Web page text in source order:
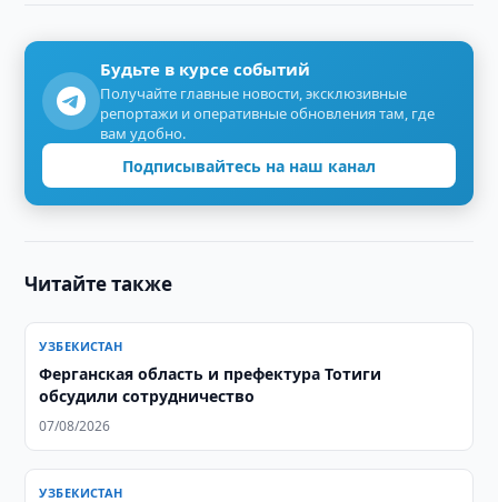
Будьте в курсе событий
Получайте главные новости, эксклюзивные
репортажи и оперативные обновления там, где
вам удобно.
Подписывайтесь на наш канал
Читайте также
УЗБЕКИСТАН
Ферганская область и префектура Тотиги
обсудили сотрудничество
07/08/2026
УЗБЕКИСТАН